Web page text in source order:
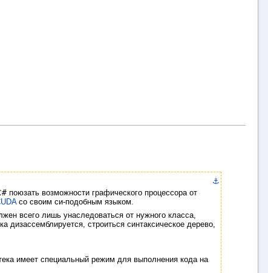
⚓
поюзать возможности графического процессора от
со своим си-подобным языком.
всего лишь унаследоваться от нужного класса,
строиться синтаксическое дерево,
имеет специальный режим для выполнения кода на